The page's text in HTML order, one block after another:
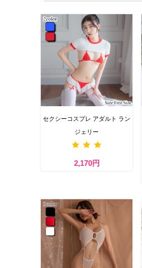
セクシーコスプレ アダルト ラン
ジェリー
2,170円